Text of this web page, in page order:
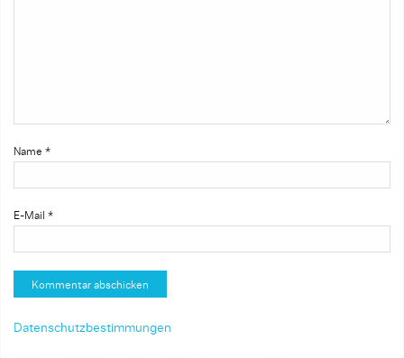
Name *
E-Mail *
Datenschutzbestimmungen